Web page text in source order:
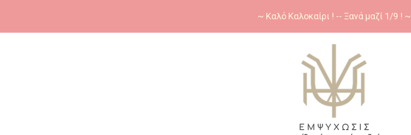
~ Καλό Καλοκαίρι ! -- Ξανά μαζί 1/9 ! ~